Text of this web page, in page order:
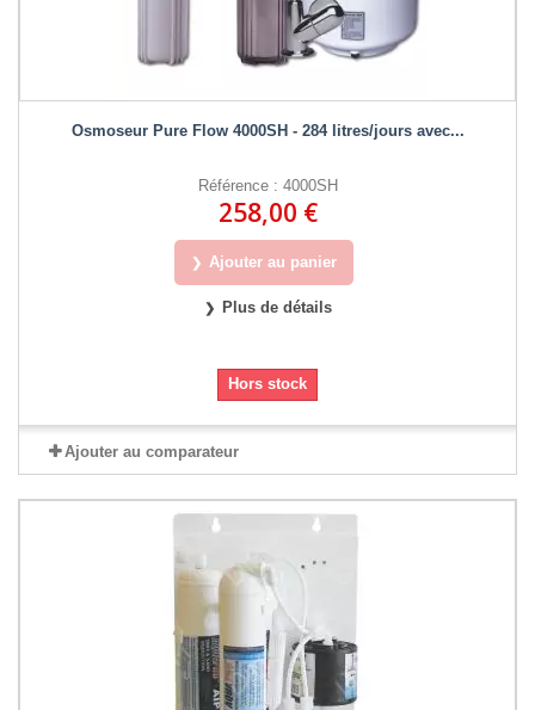
Osmoseur Pure Flow 4000SH - 284 litres/jours avec...
Référence : 4000SH
258,00 €
Ajouter au panier
Plus de détails
Hors stock
Ajouter au comparateur